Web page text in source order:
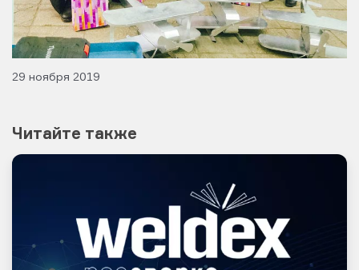
29 ноября 2019
Читайте также